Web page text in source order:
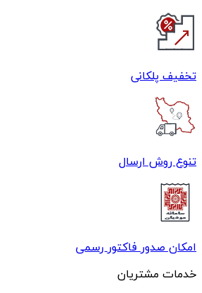
تخفیف پلکانی
تنوع روش ارسال
امکان صدور فاکتور رسمی
خدمات مشتریان